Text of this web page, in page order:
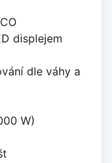
displejem
dle váhy a
W)